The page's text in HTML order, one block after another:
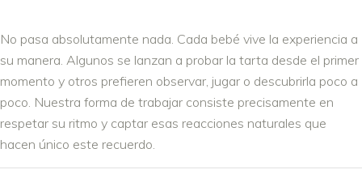
No pasa absolutamente nada. Cada bebé vive la experiencia a
su manera. Algunos se lanzan a probar la tarta desde el primer
momento y otros prefieren observar, jugar o descubrirla poco a
poco. Nuestra forma de trabajar consiste precisamente en
respetar su ritmo y captar esas reacciones naturales que
hacen único este recuerdo.